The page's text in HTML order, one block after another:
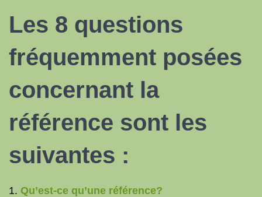
Les 8 questions
fréquemment posées
concernant la
référence sont les
suivantes :
Qu’est-ce qu’une référence?